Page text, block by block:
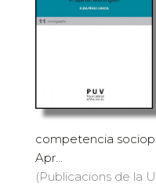
competencia
Apr...
(Publicacions de la